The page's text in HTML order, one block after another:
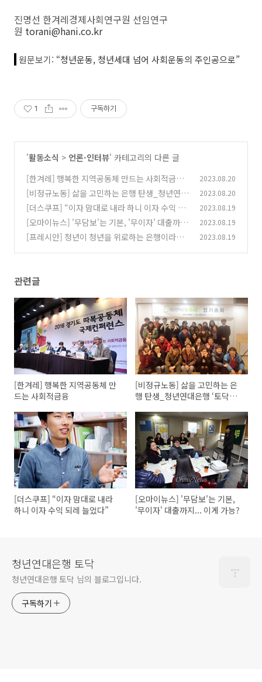
진명선 한겨레경제사회연구원 선임연구
원 torani@hani.co.kr
원문보기: “청년운동, 청년세대 넘어 사회운동의 주인공으로”
1 구독하기
'활동소식 > 언론·인터뷰' 카테고리의 다른 글
[한겨레] 행복한 지역공동체 만드는 사회적금융
(0)
2023.08.20
[비정규노동] 삶을 고민하는 은행 탄생_청년연대
은행 ‘토닥토닥’ 김진회 이사장을 만나다
(0)
2023.08.20
[더스쿠프] “이자 맘대로 내라 하니 이자 수익 되
레 늘었다” (0)
2023.08.19
[오마이뉴스] '무담보'는 기본, '무이자' 대출까
지... 이게 가능? (0)
2023.08.19
[프레시안] 청년이 청년을 위로하는 은행이라고? 2023.08.19
관련글
[한겨레] 행복한 지역공동체 만
드는 사회적금융
[비정규노동] 삶을 고민하는 은
행 탄생_청년연대은행 ‘토닥토
[더스쿠프] “이자 맘대로 내라
하니 이자 수익 되레 늘었다”
[오마이뉴스] '무담보'는 기본,
'무이자' 대출까지... 이게 가능?
청년연대은행 토닥
청년연대은행 토닥 님의 블로그입니다.
구독하기